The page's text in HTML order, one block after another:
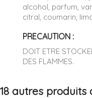
alcohol, parfum,
citral, coumarin,
PRECAUTION :
DOIT ETRE
DES FLAMMES.
18 autres